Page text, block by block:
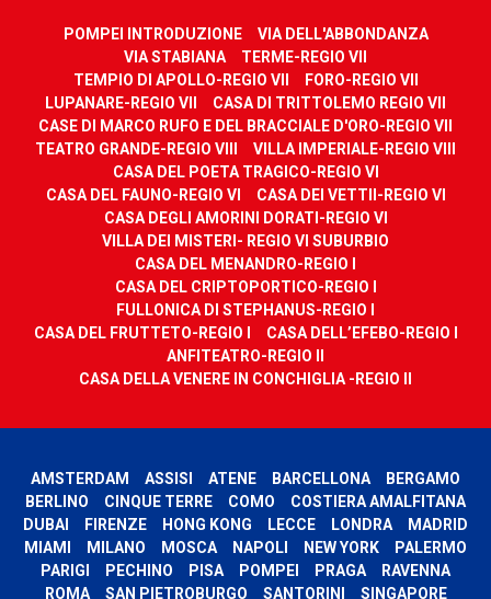
POMPEI INTRODUZIONE
VIA DELL'ABBONDANZA
VIA STABIANA
TERME-REGIO VII
TEMPIO DI APOLLO-REGIO VII
FORO-REGIO VII
LUPANARE-REGIO VII
CASA DI TRITTOLEMO REGIO VII
CASE DI MARCO RUFO E DEL BRACCIALE D'ORO-REGIO VII
TEATRO GRANDE-REGIO VIII
VILLA IMPERIALE-REGIO VIII
CASA DEL POETA TRAGICO-REGIO VI
CASA DEL FAUNO-REGIO VI
CASA DEI VETTII-REGIO VI
CASA DEGLI AMORINI DORATI-REGIO VI
VILLA DEI MISTERI- REGIO VI SUBURBIO
CASA DEL MENANDRO-REGIO I
CASA DEL CRIPTOPORTICO-REGIO I
FULLONICA DI STEPHANUS-REGIO I
CASA DEL FRUTTETO-REGIO I
CASA DELL’EFEBO-REGIO I
ANFITEATRO-REGIO II
CASA DELLA VENERE IN CONCHIGLIA -REGIO II
AMSTERDAM ASSISI ATENE BARCELLONA
BERGAMO
BERLINO
CINQUE TERRE COMO
COSTIERA AMALFITANA
DUBAI
FIRENZE HONG KONG LECCE LONDRA
MADRID
MIAMI
MILANO MOSCA NAPOLI NEW YORK
PALERMO
PARIGI
PECHINO PISA POMPEI PRAGA
RAVENNA
ROMA
SAN PIETROBURGO SANTORINI SINGAPORE